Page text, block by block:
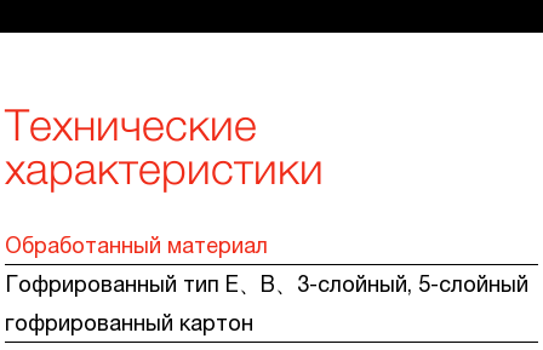
Технические
характеристики
Обработанный материал
Гофрированный тип E、 B、 3-слойный, 5-слойный
гофрированный картон